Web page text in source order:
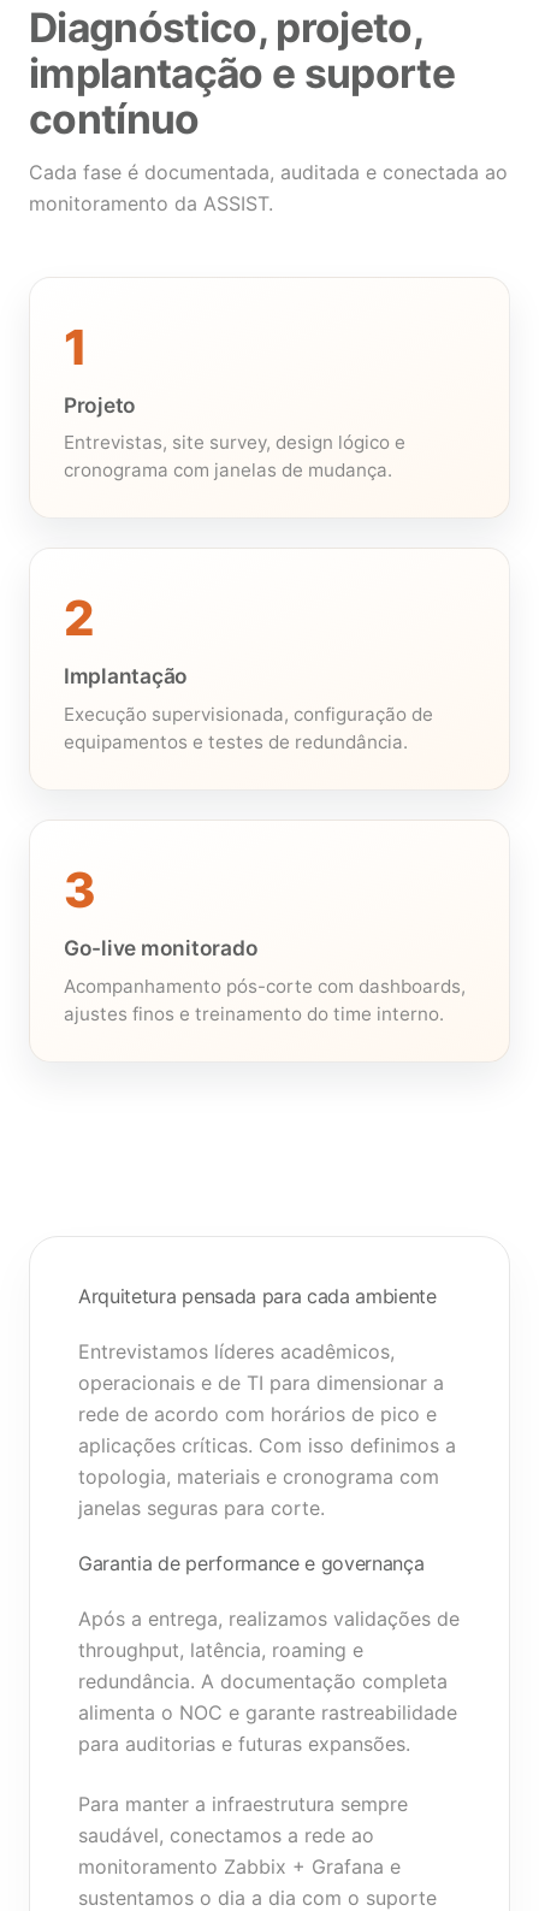
Diagnóstico, projeto,
implantação e suporte
contínuo
Cada fase é documentada, auditada e conectada ao
monitoramento da ASSIST.
1
Projeto
Entrevistas, site survey, design lógico e
cronograma com janelas de mudança.
2
Implantação
Execução supervisionada, configuração de
equipamentos e testes de redundância.
3
Go-live monitorado
Acompanhamento pós-corte com dashboards,
ajustes finos e treinamento do time interno.
Arquitetura pensada para cada ambiente
Entrevistamos líderes acadêmicos,
operacionais e de TI para dimensionar a
rede de acordo com horários de pico e
aplicações críticas. Com isso definimos a
topologia, materiais e cronograma com
janelas seguras para corte.
Garantia de performance e governança
Após a entrega, realizamos validações de
throughput, latência, roaming e
redundância. A documentação completa
alimenta o NOC e garante rastreabilidade
para auditorias e futuras expansões.
Para manter a infraestrutura sempre
saudável, conectamos a rede ao
monitoramento Zabbix + Grafana e
sustentamos o dia a dia com o suporte